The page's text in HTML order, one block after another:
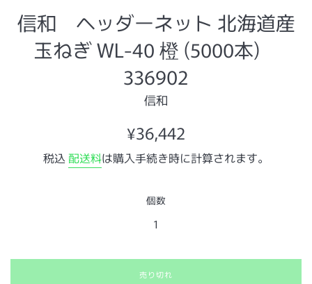
信和 ヘッダーネット 北海道産
玉ねぎ WL-40 橙 (5000本)
336902
信和
通
価
¥36,442
税込 配送料は購入手続き時に計算されます。
個数
売り切れ